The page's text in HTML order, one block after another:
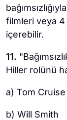
filmleri veya 4
içerebilir.
11.
Hiller rolünü
a) Tom Cruise
b) Will Smith